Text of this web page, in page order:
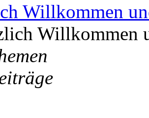
Willkommen
Willkommen